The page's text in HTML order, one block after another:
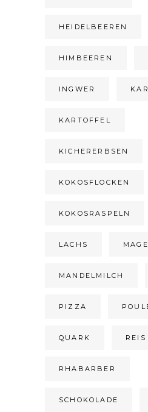
HEIDELBEEREN
HIMBEEREN
INGWER
KARTOFFEL
KICHERERBSEN
KOKOSFLOCKEN
KOKOSRASPELN
LACHS
MANDELMILCH
PIZZA
QUARK REIS
RHABARBER
SCHOKOLADE